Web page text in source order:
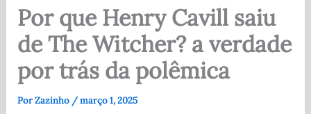
Por que Henry Cavill saiu
de The Witcher? a verdade
por trás da polêmica
PorZazinho /março 1, 2025